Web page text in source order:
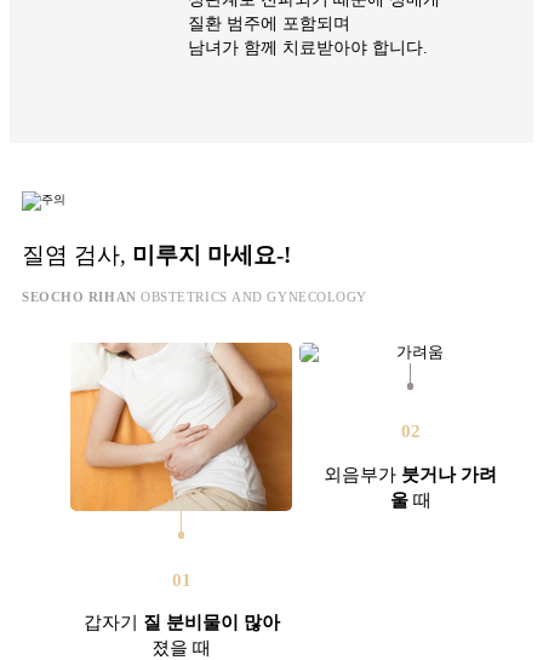
질환 범주에 포함되며
남녀가 함께 치료받아야 합니다.
질염 검사, 미루지 마세요-!
SEOCHO RIHAN OBSTETRICS AND GYNECOLOGY
01
갑자기 질 분비물이 많아
졌을 때
02
외음부가 붓거나 가려
울때